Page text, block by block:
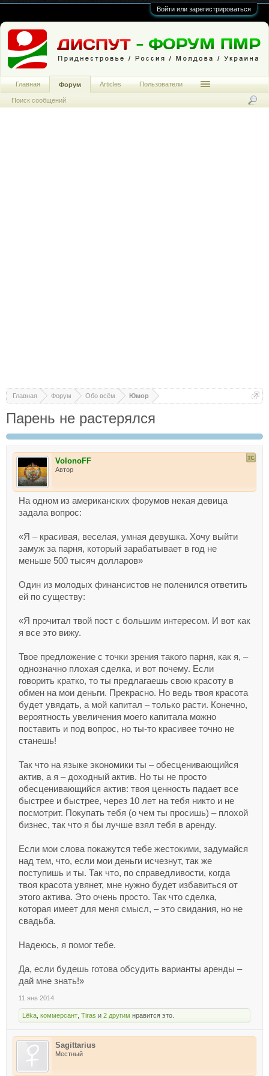
Войти или зарегистрироваться
Главная Форум Обо всём Юмор
Парень не растерялся
VolonoFF
Автор
На одном из американских форумов некая девица
задала вопрос:
«Я – красивая, веселая, умная девушка. Хочу выйти
замуж за парня, который зарабатывает в год не
меньше 500 тысяч долларов»
Один из молодых финансистов не поленился ответить
ей по существу:
«Я прочитал твой пост с большим интересом. И вот как
я все это вижу.
Твое предложение с точки зрения такого парня, как я, –
однозначно плохая сделка, и вот почему. Если
говорить кратко, то ты предлагаешь свою красоту в
обмен на мои деньги. Прекрасно. Но ведь твоя красота
будет увядать, а мой капитал – только расти. Конечно,
вероятность увеличения моего капитала можно
поставить и под вопрос, но ты-то красивее точно не
станешь!
Так что на языке экономики ты – обесценивающийся
актив, а я – доходный актив. Но ты не просто
обесценивающийся актив: твоя ценность падает все
быстрее и быстрее, через 10 лет на тебя никто и не
посмотрит. Покупать тебя (о чем ты просишь) – плохой
бизнес, так что я бы лучше взял тебя в аренду.
Если мои слова покажутся тебе жестокими, задумайся
над тем, что, если мои деньги исчезнут, так же
поступишь и ты. Так что, по справедливости, когда
твоя красота увянет, мне нужно будет избавиться от
этого актива. Это очень просто. Так что сделка,
которая имеет для меня смысл, – это свидания, но не
свадьба.
Надеюсь, я помог тебе.
Да, если будешь готова обсудить варианты аренды –
дай мне знать!»
11 янв 2014
Lёka коммерсант Tiras и 2 другим нравится это.
Sagittarius
Местный
Главная Форум
Поиск сообщений
Articles Пользователи